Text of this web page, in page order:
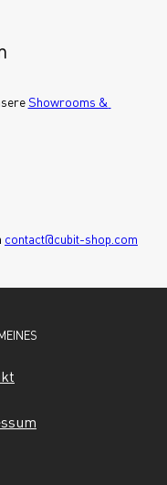
Showrooms &
contact@cubit-shop.com